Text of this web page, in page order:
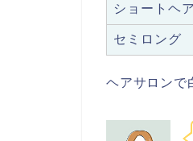
ショートヘア
セミロング
ヘアサロンで